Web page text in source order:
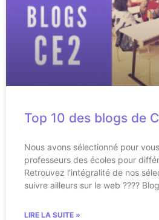
Top 10 des blogs de
Nous avons sélectionné pour
professeurs des écoles pour
Retrouvez l’intégralité de nos
suivre ailleurs sur le web ????
LIRE LA SUITE »